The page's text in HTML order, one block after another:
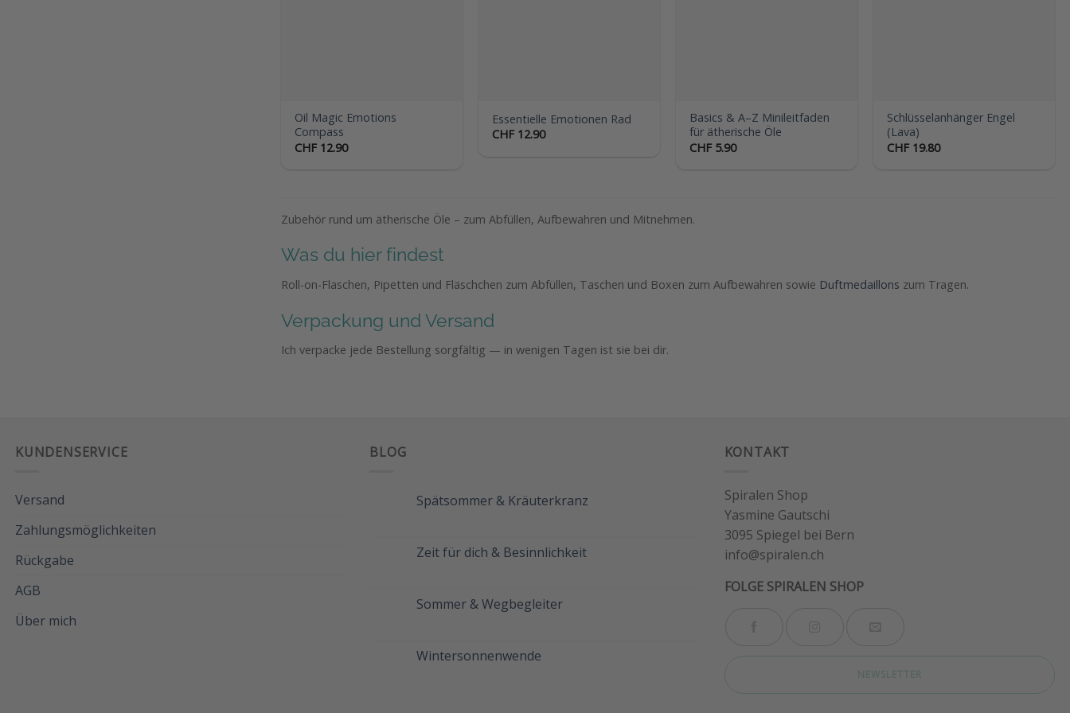
Oil Magic Emotions
Compass
CHF 12.90
Essentielle Emotionen Rad
CHF 12.90
Basics & A–Z Minileitfaden
für ätherische Öle
CHF 5.90
Schlüsselanhänger Engel
(Lava)
CHF 19.80
Zubehör rund um ätherische Öle – zum Abfüllen, Aufbewahren und Mitnehmen.
Was du hier findest
Roll-on-Flaschen, Pipetten und Fläschchen zum Abfüllen, Taschen und Boxen zum Aufbewahren sowie Duftmedaillons zum Tragen.
Verpackung und Versand
Ich verpacke jede Bestellung sorgfältig — in wenigen Tagen ist sie bei dir.
KUNDENSERVICE
Versand
Zahlungsmöglichkeiten
Rückgabe
AGB
Über mich
BLOG
Spätsommer & Kräuterkranz
Spätsommer
&
Zeit für dich & Besinnlichkeit
Zeit
für
Sommer & Wegbegleiter
Sommer
&
Wintersonnenwende
KONTAKT
Spiralen Shop
Yasmine Gautschi
3095 Spiegel bei Bern
info@spiralen.ch
FOLGE SPIRALEN SHOP
NEWSLETTER